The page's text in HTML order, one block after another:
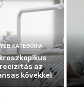
KATEGÓRIA
az
kövekkel